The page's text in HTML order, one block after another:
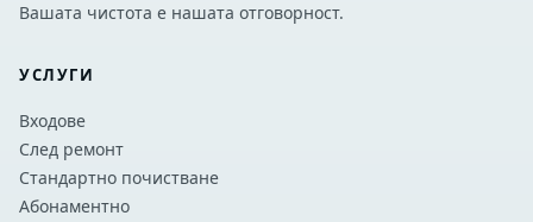
Вашата чистота е нашата отговорност.
УСЛУГИ
Входове
След ремонт
Стандартно почистване
Абонаментно